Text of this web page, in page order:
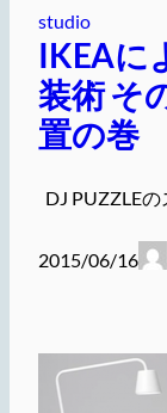
studio
IKEAに
装術 そ
置の巻
DJ PUZZLE
2015/06/16